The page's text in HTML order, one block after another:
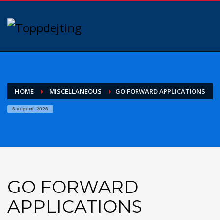
HOME MISCELLANEOUS GO FORWARD APPLICATIONS
6 augusti, 2026
GO FORWARD
APPLICATIONS